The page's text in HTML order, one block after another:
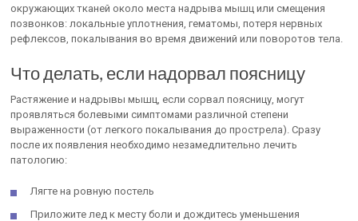
окружающих тканей около места надрыва мышц или смещения
позвонков: локальные уплотнения, гематомы, потеря нервных
рефлексов, покалывания во время движений или поворотов тела.
Что делать, если надорвал поясницу
Растяжение и надрывы мышц, если сорвал поясницу, могут
проявляться болевыми симптомами различной степени
выраженности (от легкого покалывания до прострела). Сразу
после их появления необходимо незамедлительно лечить
патологию:
Лягте на ровную постель
Приложите лед к месту боли и дождитесь уменьшения